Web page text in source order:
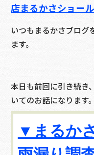
店まるかさショー
いつもまるかさブログ
ます。
本日も前回に引き続き
いてのお話になります。
▼まるか